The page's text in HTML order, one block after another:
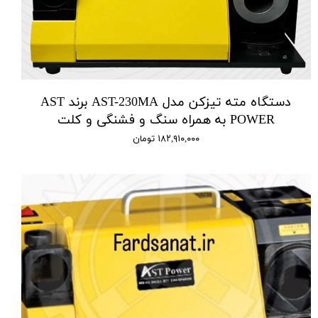
دستگاه مته تیزکن مدل AST-230MA برند AST
POWER به همراه سنگ و فشنگی و کلت
۱۸۲,۹۱۰,۰۰۰ تومان